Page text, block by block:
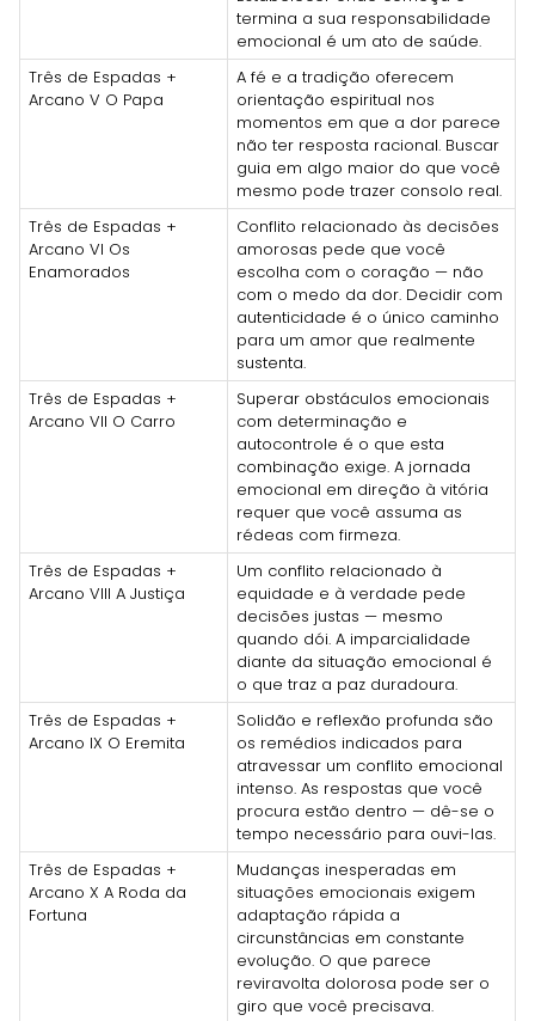
termina a sua responsabilidade
emocional é um ato de saúde.
Três de Espadas +
Arcano V O Papa
A fé e a tradição oferecem
orientação espiritual nos
momentos em que a dor parece
não ter resposta racional. Buscar
guia em algo maior do que você
mesmo pode trazer consolo real.
Três de Espadas +
Arcano VI Os
Enamorados
Conflito relacionado às decisões
amorosas pede que você
escolha com o coração — não
com o medo da dor. Decidir com
autenticidade é o único caminho
para um amor que realmente
sustenta.
Três de Espadas +
Arcano VII O Carro
Superar obstáculos emocionais
com determinação e
autocontrole é o que esta
combinação exige. A jornada
emocional em direção à vitória
requer que você assuma as
rédeas com firmeza.
Três de Espadas +
Arcano VIII A Justiça
Um conflito relacionado à
equidade e à verdade pede
decisões justas — mesmo
quando dói. A imparcialidade
diante da situação emocional é
o que traz a paz duradoura.
Três de Espadas +
Arcano IX O Eremita
Solidão e reflexão profunda são
os remédios indicados para
atravessar um conflito emocional
intenso. As respostas que você
procura estão dentro — dê-se o
tempo necessário para ouvi-las.
Três de Espadas +
Arcano X A Roda da
Fortuna
Mudanças inesperadas em
situações emocionais exigem
adaptação rápida a
circunstâncias em constante
evolução. O que parece
reviravolta dolorosa pode ser o
giro que você precisava.